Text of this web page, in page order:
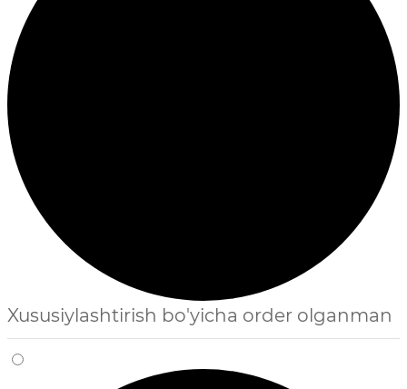
Xususiylashtirish bo'yicha order olganman